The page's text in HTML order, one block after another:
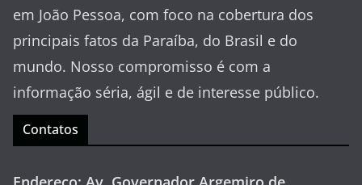
em João Pessoa, com foco na cobertura dos
principais fatos da Paraíba, do Brasil e do
mundo. Nosso compromisso é com a
informação séria, ágil e de interesse público.
Contatos